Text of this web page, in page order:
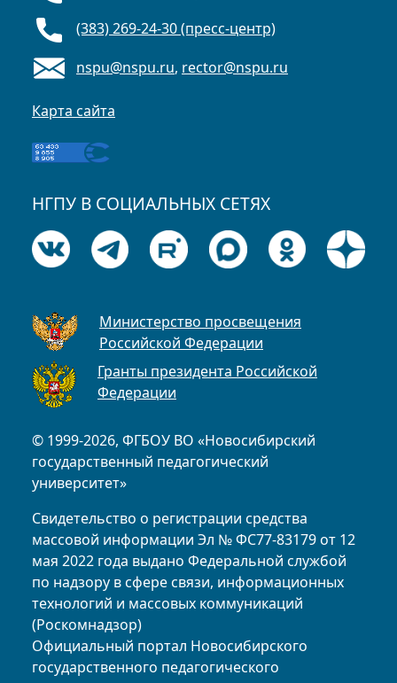
© 1999-2026, ФГБОУ ВО «Новосибирский
государственный педагогический
университет»
Свидетельство о регистрации средства
массовой информации Эл № ФС77-83179 от 12
мая 2022 года выдано Федеральной службой
по надзору в сфере связи, информационных
технологий и массовых коммуникаций
(Роскомнадзор)
Официальный портал Новосибирского
государственного педагогического
(383) 269-24-30 (пресс-центр)
nspu@nspu.ru, rector@nspu.ru
Карта сайта
НГПУ В СОЦИАЛЬНЫХ СЕТЯХ
Министерство просвещения
Российской Федерации
Гранты президента Российской
Федерации